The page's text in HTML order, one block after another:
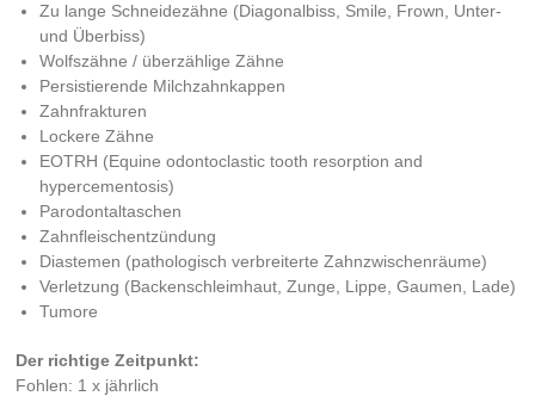
Zu lange Schneidezähne (Diagonalbiss, Smile, Frown, Unter-
und Überbiss)
Wolfszähne / überzählige Zähne
Persistierende Milchzahnkappen
Zahnfrakturen
Lockere Zähne
EOTRH (Equine odontoclastic tooth resorption and
hypercementosis)
Parodontaltaschen
Zahnfleischentzündung
Diastemen (pathologisch verbreiterte Zahnzwischenräume)
Verletzung (Backenschleimhaut, Zunge, Lippe, Gaumen, Lade)
Tumore
Der richtige Zeitpunkt:
Fohlen: 1 x jährlich